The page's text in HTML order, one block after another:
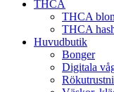
THCA
THCA
THCA
Huvudbutik
Bonger
Digitala